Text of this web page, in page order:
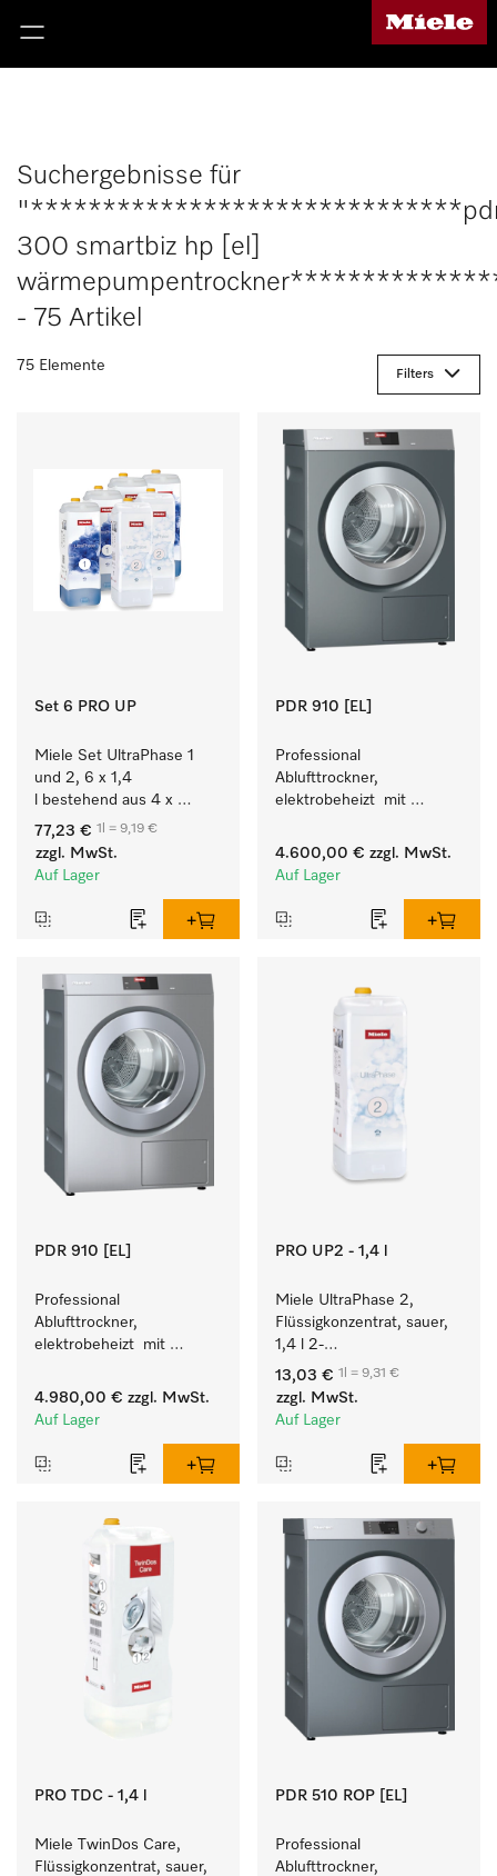
Suchergebnisse für
300 smartbiz hp [el]
- 75 Artikel
75 Elemente
Filters
Set 6 PRO UP
Miele Set UltraPhase 1
und 2, 6 x 1,4
l bestehend aus 4 x
UltraPhase 1 und 2 x
UltraPhase 2.
77,23 € 1l = 9,19 €
zzgl. MwSt.
Auf Lager
PDR 910 [EL]
Professional
Ablufttrockner,
elektrobeheizt  mit
Steuerung M Touch Pro
für höchste Flexibilität.
4.600,00 € zzgl. MwSt.
Auf Lager
PDR 910 [EL]
Professional
Ablufttrockner,
elektrobeheizt  mit
Steuerung M Touch Pro
für höchste Flexibilität.
4.980,00 € zzgl. MwSt.
Auf Lager
PRO UP2 - 1,4 l
Miele UltraPhase 2,
Flüssigkonzentrat, sauer,
1,4 l 2-
Komponentenwaschmittel
für Buntes, Weißes und
Feines.
13,03 € 1l = 9,31 €
zzgl. MwSt.
Auf Lager
PRO TDC - 1,4 l
Miele TwinDos Care,
Flüssigkonzentrat, sauer,
PDR 510 ROP [EL]
Professional
Ablufttrockner,